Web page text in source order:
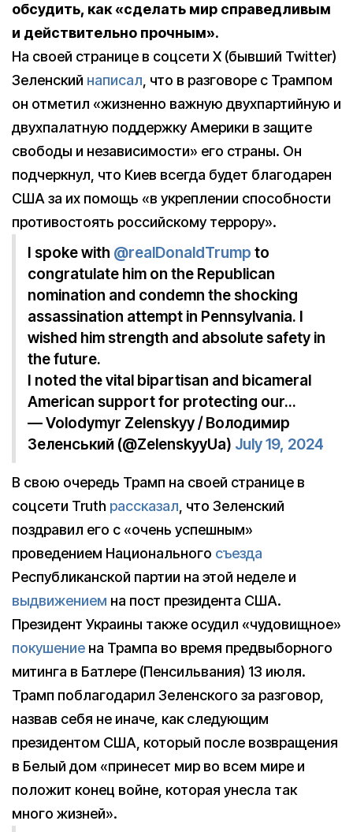
обсудить, как «сделать мир справедливым
и действительно прочным».
На своей странице в соцсети X (бывший Twitter)
Зеленский написал, что в разговоре с Трампом
он отметил «жизненно важную двухпартийную и
двухпалатную поддержку Америки в защите
свободы и независимости» его страны. Он
подчеркнул, что Киев всегда будет благодарен
США за их помощь «в укреплении способности
противостоять российскому террору».
I spoke with @realDonaldTrump to
congratulate him on the Republican
nomination and condemn the shocking
assassination attempt in Pennsylvania. I
wished him strength and absolute safety in
the future.
I noted the vital bipartisan and bicameral
American support for protecting our…
— Volodymyr Zelenskyy / Володимир
Зеленський (@ZelenskyyUa) July 19, 2024
В свою очередь Трамп на своей странице в
соцсети Truth рассказал, что Зеленский
поздравил его с «очень успешным»
проведением Национального съезда
Республиканской партии на этой неделе и
выдвижением на пост президента США.
Президент Украины также осудил «чудовищное»
покушение на Трампа во время предвыборного
митинга в Батлере (Пенсильвания) 13 июля.
Трамп поблагодарил Зеленского за разговор,
назвав себя не иначе, как следующим
президентом США, который после возвращения
в Белый дом «принесет мир во всем мире и
положит конец войне, которая унесла так
много жизней».